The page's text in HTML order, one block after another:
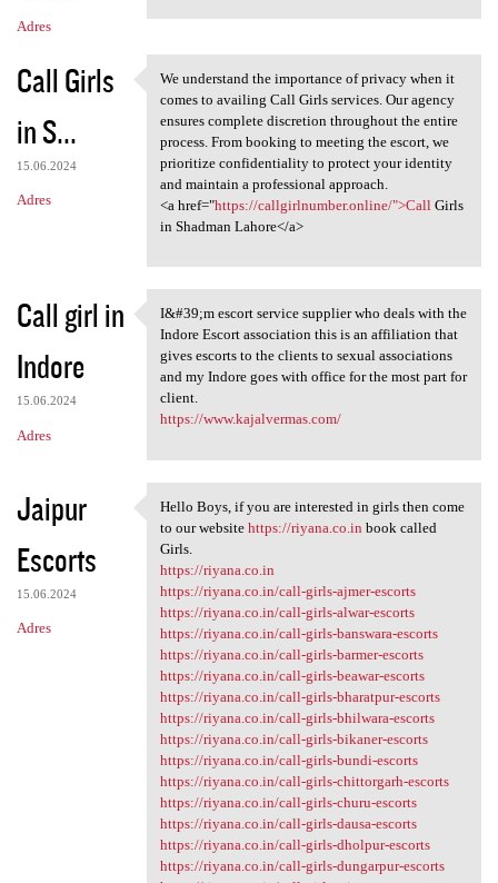
Adres
Call Girls
in S...
15.06.2024
Adres
We understand the importance
We understand the importance of privacy when it
comes to availing Call Girls services. Our agency
ensures complete discretion throughout the entire
process. From booking to meeting the escort, we
prioritize confidentiality to protect your identity
and maintain a professional approach.
<a href="https://callgirlnumber.online/">Call Girls
in Shadman Lahore</a>
Call girl in
Indore
15.06.2024
Adres
I&#39;m escort service
I&#39;m escort service supplier who deals with the
Indore Escort association this is an affiliation that
gives escorts to the clients to sexual associations
and my Indore goes with office for the most part for
client.
https://www.kajalvermas.com/
Jaipur
Escorts
15.06.2024
Adres
Hello Boys, if you are
Hello Boys, if you are interested in girls then come
to our website https://riyana.co.in book called
Girls.
https://riyana.co.in
https://riyana.co.in/call-girls-ajmer-escorts
https://riyana.co.in/call-girls-alwar-escorts
https://riyana.co.in/call-girls-banswara-escorts
https://riyana.co.in/call-girls-barmer-escorts
https://riyana.co.in/call-girls-beawar-escorts
https://riyana.co.in/call-girls-bharatpur-escorts
https://riyana.co.in/call-girls-bhilwara-escorts
https://riyana.co.in/call-girls-bikaner-escorts
https://riyana.co.in/call-girls-bundi-escorts
https://riyana.co.in/call-girls-chittorgarh-escorts
https://riyana.co.in/call-girls-churu-escorts
https://riyana.co.in/call-girls-dausa-escorts
https://riyana.co.in/call-girls-dholpur-escorts
https://riyana.co.in/call-girls-dungarpur-escorts